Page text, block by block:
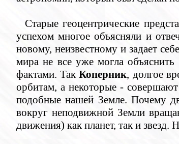
Старые геоцентрические
успехом многое объясняли и
новому, неизвестному и задает
мира не все уже могла
фактами. ТакКоперник, долгое
орбитам, а некоторые -
подобные нашей Земле. Почему
вокруг неподвижной Земли
движения) как планет, так и